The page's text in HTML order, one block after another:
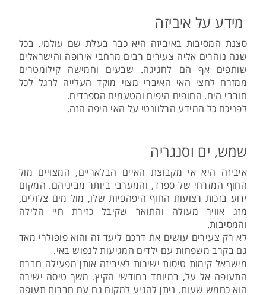
מידע על איביזה
סצנת המסיבות באיביזה היא כבר בעלת שם עולמי. בכל
שנה נוהרים אליה צעירים רבים מרחבי אירופה והישראלים
שותפים אף הם לחגיגה. שבעים וחמישה קילומטרים
ממזרח לחצי האי האיברי מצוי מוקד העלייה לרגל לכל
חובבי הים, החופים היפים והטעמים הספרדים.
לפניכם כל המידע הרלוונטי על האי היפה הזה.
שמש, ים וסנגריה
איביזה היא אי מקבוצת האיים הבלאריים, המצויים מול
החוף המזרחי של ספרד, והמערבי ביותר מביניהם. המקום
ידוע בזכות רצועות החוף היפהפיות שלו, מול מים צלולים,
מזג אוויר מעולה והתואר שקיבל כזירת חיי הלילה
והמסיבות.
לא רק צעירים עושים את דרכם ליעד זה והוא פופולרי מאד
גם בקרב משפחות עם ילדים המגיעות לנפוש באי.
מישראל קימות טיסות ישירות לאיביזה אותן מפעילה חברת
התעופה אל על, במיוחד בחודשי הקיץ. משך טיסה ישירה
הוא כחמש שעות. ניתן להגיע למקום גם עם חברות תעופה